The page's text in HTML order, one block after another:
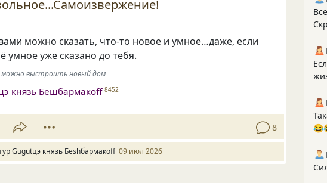
можно сказать, что-то новое и умное…даже, если
умное уже сказано до тебя.
можно выстроить новый дом
князь Бешбармакоff 8452
8
Gugutцэ князь Беshбармакоff 09 июл 2026